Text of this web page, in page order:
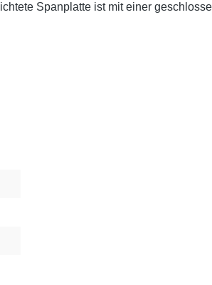
Spanplatte ist mit einer